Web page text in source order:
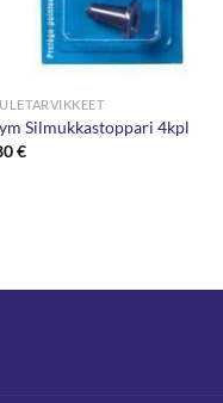
Silmukkastoppari 4kpl
€